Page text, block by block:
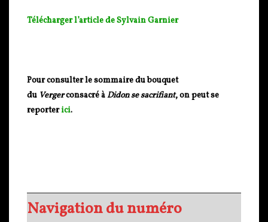
Télécharger l’article de Sylvain Garnier
Pour consulter le sommaire du bouquet
du Vergerconsacré àDidon se sacrifiant, on peut se
reporterici.
Navigation du numéro